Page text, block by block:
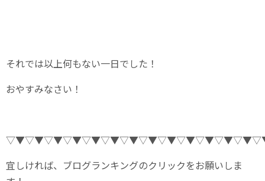
それでは以上何もない一日でした！
おやすみなさい！
宜しければ、ブログランキングのクリックをお願いしま